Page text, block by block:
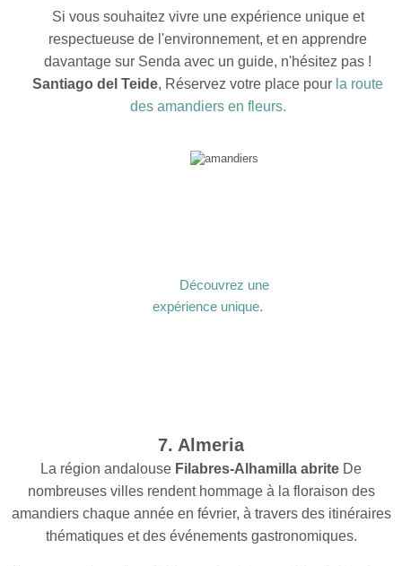
Si vous souhaitez vivre une expérience unique et
respectueuse de l'environnement, et en apprendre
davantage sur Senda avec un guide, n'hésitez pas !
Santiago del Teide, Réservez votre place pour la route
des amandiers en fleurs.
Découvrez une
expérience unique.
7. Almeria
La région andalouse Filabres-Alhamilla abrite De
nombreuses villes rendent hommage à la floraison des
amandiers chaque année en février, à travers des itinéraires
thématiques et des événements gastronomiques.